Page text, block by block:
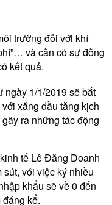
trường đối với khí
và cần có sự đồng
kết quả.
ngày 1/1/2019 sẽ bắt
xăng dầu tăng kịch
ra những tác động
tế Lê Đăng Doanh
với việc ký nhiều
khẩu sẽ về 0 đến
kể.